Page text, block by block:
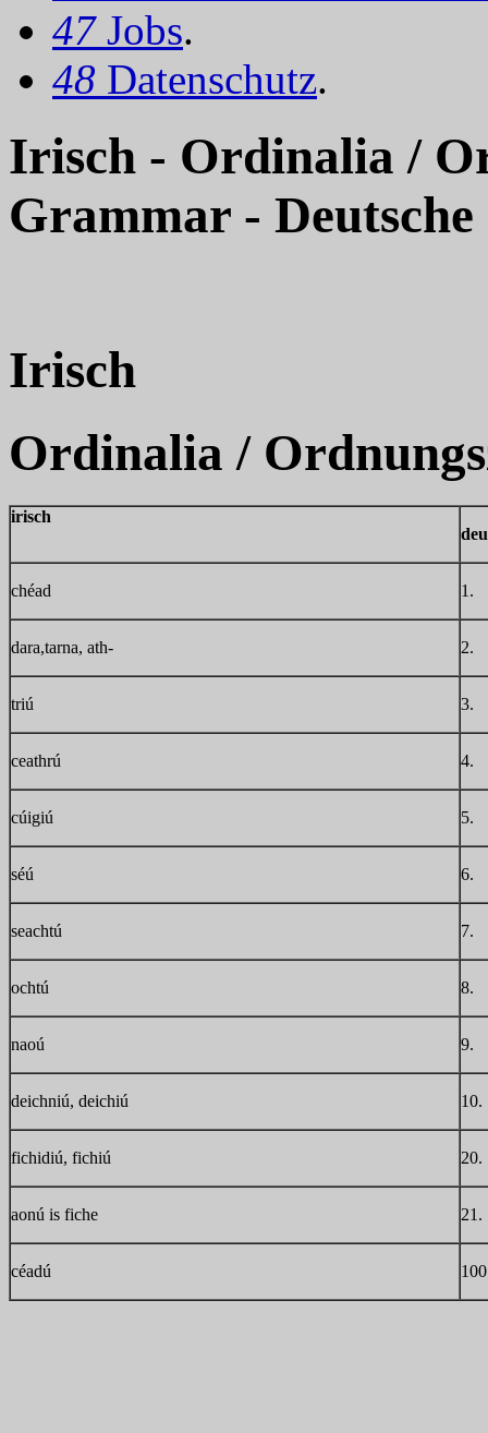
47 Jobs.
48 Datenschutz.
Irisch - Ordinalia /
Grammar -
Irisch
Ordinalia /
irisch
chéad 1.
dara,tarna, ath- 2.
triú 3.
ceathrú 4.
cúigiú 5.
séú 6.
seachtú 7.
ochtú 8.
naoú 9.
deichniú, deichiú 10.
fichidiú, fichiú 20.
aonú is fiche 21.
céadú